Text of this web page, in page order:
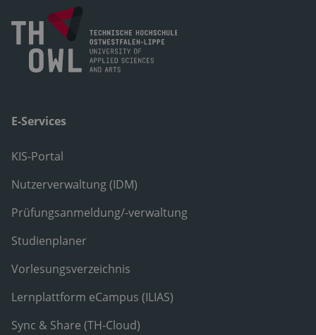
E-Services
KIS-Portal
Nutzerverwaltung (IDM)
Prüfungsanmeldung/-verwaltung
Studienplaner
Vorlesungsverzeichnis
Lernplattform eCampus (ILIAS)
Sync & Share (TH-Cloud)